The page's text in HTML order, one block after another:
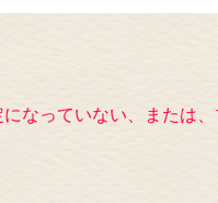
なっていない、または